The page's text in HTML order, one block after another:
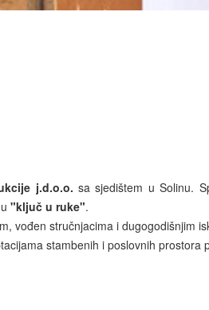
j.d.o.o. sa sjedištem u Solinu.
"ključ u ruke".
vođen stručnjacima i
stambenih i poslovnih